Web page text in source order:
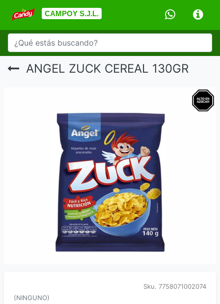
CAMPOY S.J.L.
ANGEL ZUCK CEREAL 130GR
Sku. 7758071002074
(NINGUNO)